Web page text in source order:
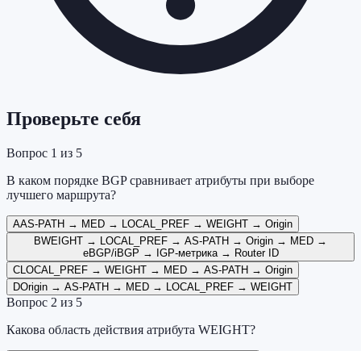
Проверьте себя
Вопрос 1 из 5
В каком порядке BGP сравнивает атрибуты при выборе
лучшего маршрута?
AAS-PATH → MED → LOCAL_PREF → WEIGHT → Origin
BWEIGHT → LOCAL_PREF → AS-PATH → Origin → MED →
eBGP/iBGP → IGP-метрика → Router ID
C LOCAL_PREF → WEIGHT → MED → AS-PATH → Origin
DOrigin → AS-PATH → MED → LOCAL_PREF → WEIGHT
Вопрос 2 из 5
Какова область действия атрибута WEIGHT?